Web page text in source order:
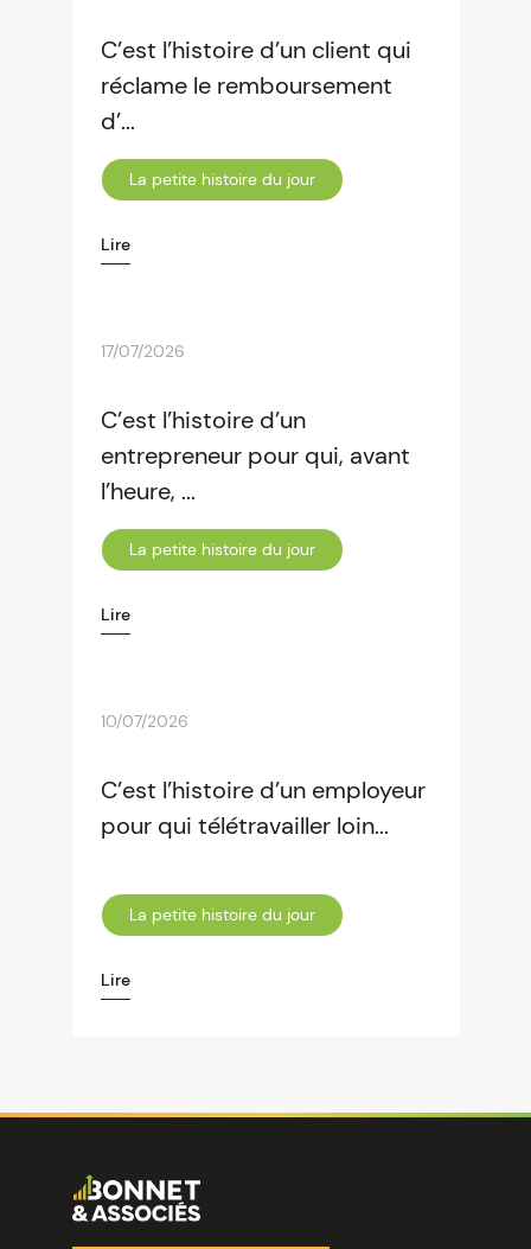
C’est l’histoire d’un client qui
réclame le remboursement
d’...
La petite histoire du jour
Lire
17/07/2026
C’est l’histoire d’un
entrepreneur pour qui, avant
l’heure, ...
La petite histoire du jour
Lire
10/07/2026
C’est l’histoire d’un employeur
pour qui télétravailler loin...
La petite histoire du jour
Lire
Image